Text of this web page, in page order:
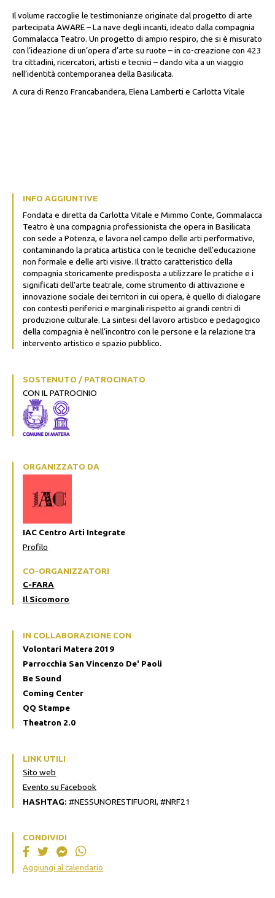
Il volume raccoglie le testimonianze originate dal progetto di arte
partecipata AWARE – La nave degli incanti, ideato dalla compagnia
Gommalacca Teatro. Un progetto di ampio respiro, che si è misurato
con l’ideazione di un’opera d’arte su ruote – in co-creazione con 423
tra cittadini, ricercatori, artisti e tecnici – dando vita a un viaggio
nell’identità contemporanea della Basilicata.
A cura di Renzo Francabandera, Elena Lamberti e Carlotta Vitale
INFO AGGIUNTIVE
Fondata e diretta da Carlotta Vitale e Mimmo Conte, Gommalacca
Teatro è una compagnia professionista che opera in Basilicata
con sede a Potenza, e lavora nel campo delle arti performative,
contaminando la pratica artistica con le tecniche dell’educazione
non formale e delle arti visive. Il tratto caratteristico della
compagnia storicamente predisposta a utilizzare le pratiche e i
significati dell’arte teatrale, come strumento di attivazione e
innovazione sociale dei territori in cui opera, è quello di dialogare
con contesti periferici e marginali rispetto ai grandi centri di
produzione culturale. La sintesi del lavoro artistico e pedagogico
della compagnia è nell’incontro con le persone e la relazione tra
intervento artistico e spazio pubblico.
SOSTENUTO / PATROCINATO
CON IL PATROCINIO
ORGANIZZATO DA
IAC Centro Arti Integrate
Profilo
CO-ORGANIZZATORI
C-FARA
Il Sicomoro
IN COLLABORAZIONE CON
Volontari Matera 2019
Parrocchia San Vincenzo De' Paoli
Be Sound
Coming Center
QQ Stampe
Theatron 2.0
LINK UTILI
Sito web
Evento su Facebook
HASHTAG: #NESSUNORESTIFUORI, #NRF21
CONDIVIDI
Aggiungi al calendario